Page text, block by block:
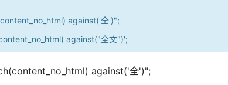
against('全')";
against("全文")';
against('全')";